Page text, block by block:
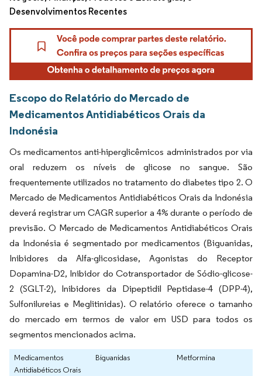
Desenvolvimentos Recentes
Escopo do Relatório do Mercado de
Medicamentos Antidiabéticos Orais da
Indonésia
Os medicamentos anti-hiperglicêmicos administrados por via
oral reduzem os níveis de glicose no sangue. São
frequentemente utilizados no tratamento do diabetes tipo 2. O
Mercado de Medicamentos Antidiabéticos Orais da Indonésia
deverá registrar um CAGR superior a 4% durante o período de
previsão. O Mercado de Medicamentos Antidiabéticos Orais
da Indonésia é segmentado por medicamentos (Biguanidas,
Inibidores da Alfa-glicosidase, Agonistas do Receptor
Dopamina-D2, Inibidor do Cotransportador de Sódio-glicose-
2 (SGLT-2), Inibidores da Dipeptidil Peptidase-4 (DPP-4),
Sulfonilureias e Meglitinidas). O relatório oferece o tamanho
do mercado em termos de valor em USD para todos os
segmentos mencionados acima.
Medicamentos
Antidiabéticos Orais
Biguanidas Metformina